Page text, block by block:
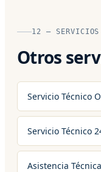
12 — SERVICIOS
Otros
Servicio Técnico
Servicio Técnico
Asistencia Técnica